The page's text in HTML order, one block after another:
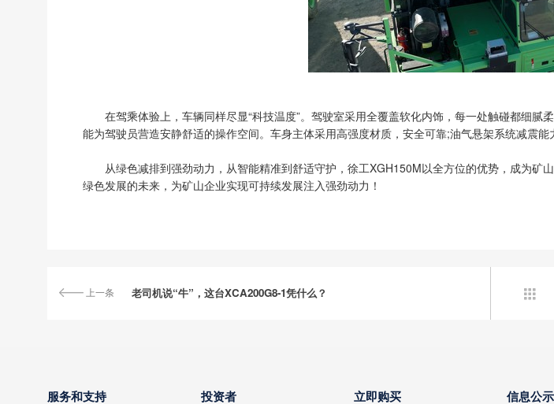
在驾乘体验上，车辆同样尽显“科技温度”。驾驶室采用全覆盖软化内饰，每一处触碰都细
能为驾驶员营造安静舒适的操作空间。车身主体采用高强度材质，安全可靠;油气悬架系统减震
从绿色减排到强劲动力，从智能精准到舒适守护，徐工XGH150M以全方位的优势，成为矿
绿色发展的未来，为矿山企业实现可持续发展注入强劲动力！
上一条 老司机说“牛”，这台XCA200G8-1凭什么？ 
服务和支持 投资者 立即购买 信息公示